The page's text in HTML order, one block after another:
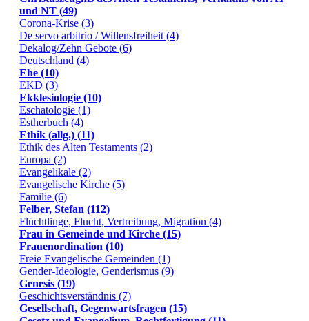
und NT (49)
Corona-Krise (3)
De servo arbitrio / Willensfreiheit (4)
Dekalog/Zehn Gebote (6)
Deutschland (4)
Ehe (10)
EKD (3)
Ekklesiologie (10)
Eschatologie (1)
Estherbuch (4)
Ethik (allg.) (11)
Ethik des Alten Testaments (2)
Europa (2)
Evangelikale (2)
Evangelische Kirche (5)
Familie (6)
Felber, Stefan (112)
Flüchtlinge, Flucht, Vertreibung, Migration (4)
Frau in Gemeinde und Kirche (15)
Frauenordination (10)
Freie Evangelische Gemeinden (1)
Gender-Ideologie, Genderismus (9)
Genesis (19)
Geschichtsverständnis (7)
Gesellschaft, Gegenwartsfragen (15)